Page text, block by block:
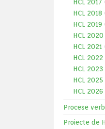
HCL 2017
HCL 2018
HCL 2019
HCL 2020
HCL 2021
HCL 2022
HCL 2023
HCL 2025
HCL 2026
Procese
Proiecte de